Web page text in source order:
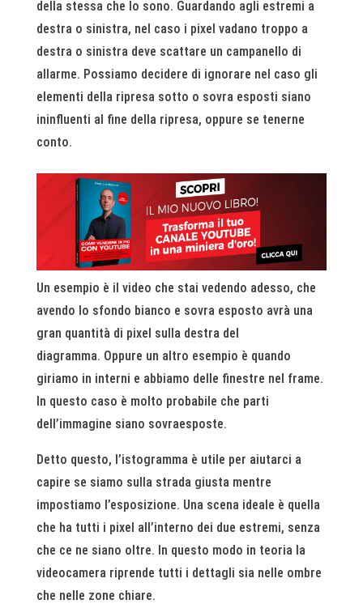
della stessa che lo sono. Guardando agli estremi a
destra o sinistra, nel caso i pixel vadano troppo a
destra o sinistra deve scattare un campanello di
allarme. Possiamo decidere di ignorare nel caso gli
elementi della ripresa sotto o sovra esposti siano
ininfluenti al fine della ripresa, oppure se tenerne
conto.
Un esempio è il video che stai vedendo adesso, che
avendo lo sfondo bianco e sovra esposto avrà una
gran quantità di pixel sulla destra del
diagramma. Oppure un altro esempio è quando
giriamo in interni e abbiamo delle finestre nel frame.
In questo caso è molto probabile che parti
dell’immagine siano sovraesposte.
Detto questo, l’istogramma è utile per aiutarci a
capire se siamo sulla strada giusta mentre
impostiamo l’esposizione. Una scena ideale è quella
che ha tutti i pixel all’interno dei due estremi, senza
che ce ne siano oltre. In questo modo in teoria la
videocamera riprende tutti i dettagli sia nelle ombre
che nelle zone chiare.